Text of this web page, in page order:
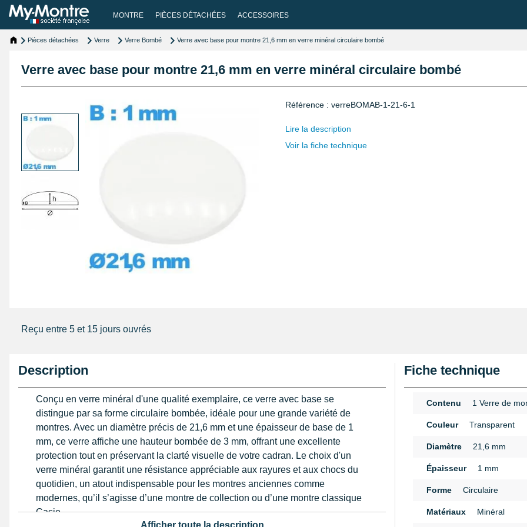
MONTRE PIÈCES DÉTACHÉES ACCESSOIRES
Pièces détachées Verre Verre Bombé Verre avec base pour montre 21,6 mm en verre minéral circulaire bombé
Verre avec base pour montre 21,6 mm en verre minéral circulaire bombé
Référence : verreBOMAB-1-21-6-1
Lire la description
Voir la fiche technique
Reçu entre 5 et 15 jours ouvrés
Description
Conçu en verre minéral d'une qualité exemplaire, ce verre avec base se
distingue par sa forme circulaire bombée, idéale pour une grande variété de
montres. Avec un diamètre précis de 21,6 mm et une épaisseur de base de 1
mm, ce verre affiche une hauteur bombée de 3 mm, offrant une excellente
protection tout en préservant la clarté visuelle de votre cadran. Le choix d'un
verre minéral garantit une résistance appréciable aux rayures et aux chocs du
quotidien, un atout indispensable pour les montres anciennes comme
modernes, qu’il s’agisse d’une montre de collection ou d’une montre classique
Casio.
Afficher toute la description
Fiche technique
Contenu 1 Verre de
Couleur Transparent
Diamètre 21,6 mm
Épaisseur 1 mm
Forme Circulaire
Matériaux Minéral